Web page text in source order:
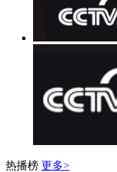
热播榜 更多>